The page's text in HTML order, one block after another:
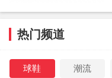
热门频道
球鞋 潮流